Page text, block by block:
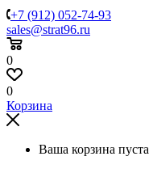
+7 (912) 052-74-93
sales@strat96.ru
0
0
Корзина
Ваша корзина пуста